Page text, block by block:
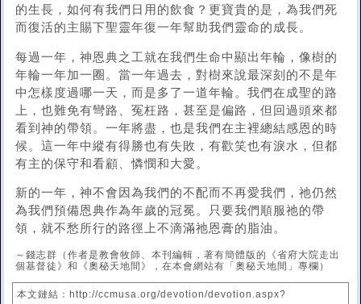
的生長，如何有我們日用的飲食？更寶貴的是，為我們死
而復活的主賜下聖靈年復一年幫助我們靈命的成長。
每過一年，神恩典之工就在我們生命中顯出年輪，像樹的
年輪一年加一圈。當一年過去，對樹來說最深刻的不是年
中怎樣度過哪一天，而是多了一道年輪。我們在成聖的路
上，也難免有彎路、冤枉路，甚至是偏路，但回過頭來都
看到神的帶領。一年將盡，也是我們在主裡總結感恩的時
候。這一年中縱有得勝也有失敗，有歡笑也有淚水，但都
有主的保守和看顧、憐憫和大愛。
新的一年，神不會因為我們的不配而不再愛我們，祂仍然
為我們預備恩典作為年歲的冠冕。只要我們順服祂的帶
領，就不愁所行的路徑上不滴滿祂恩膏的脂油。
～錢志群（作者是教會牧師、本刊編輯，著有簡體版的《省府大院走出
個基督徒》和《奧秘天地間》，在本會網站有「奧秘天地間」專欄）
本文鏈結：http://ccmusa.org/devotion/devotion.aspx?